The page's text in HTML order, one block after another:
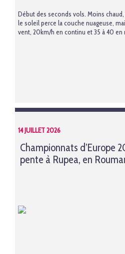
Début des seconds vols. Moins
le soleil perce la couche nuageuse,
vent, 20km/h en continu et 35 à 40 en
14 JUILLET 2026
Championnats d’Europe
pente à Rupea, en